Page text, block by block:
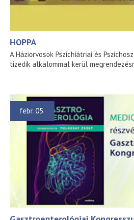
HOPPA
A Háziorvosok Pszichiátriai és
tizedik alkalommal kerül
febr. 05.